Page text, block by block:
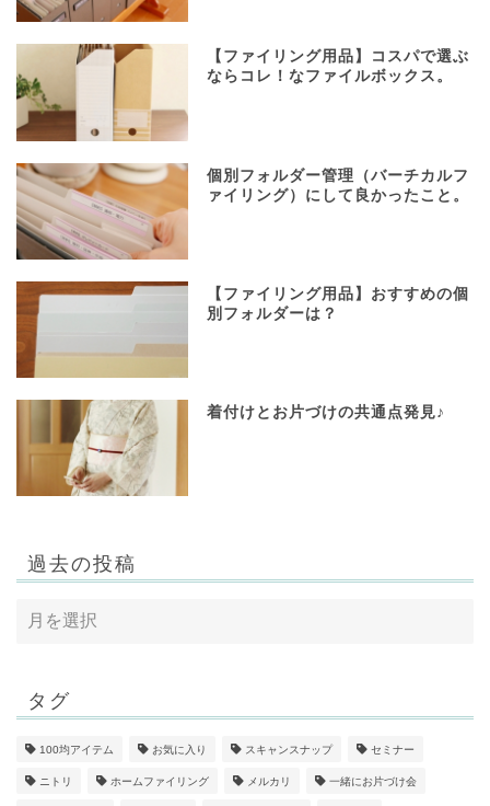
【ファイリング用品】コスパで選ぶ
ならコレ！なファイルボックス。
個別フォルダー管理（バーチカルフ
ァイリング）にして良かったこと。
【ファイリング用品】おすすめの個
別フォルダーは？
着付けとお片づけの共通点発見♪
過去の投稿
タグ
100均アイテム お気に入り スキャンスナップ セミナー
ニトリ ホームファイリング メルカリ 一緒にお片づけ会